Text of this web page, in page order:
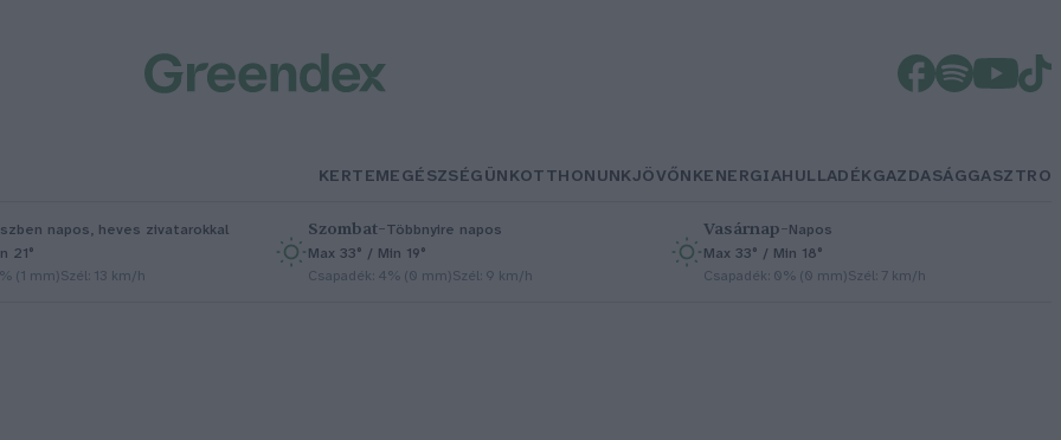
KERTEMEGÉSZSÉGÜNKOTTHONUNKJÖVŐNKENERGIAHULLADÉKGAZDASÁGGASZTRO
napos, heves zivatarokkal
21°
(1 mm)Szél: 13 km/h
Szombat–Többnyire napos
Max 33° / Min 19°
Csapadék: 4% (0 mm)Szél: 9 km/h
Vasárnap–Napos
Max 33° / Min 18°
Csapadék: 0% (0 mm)Szél: 7 km/h